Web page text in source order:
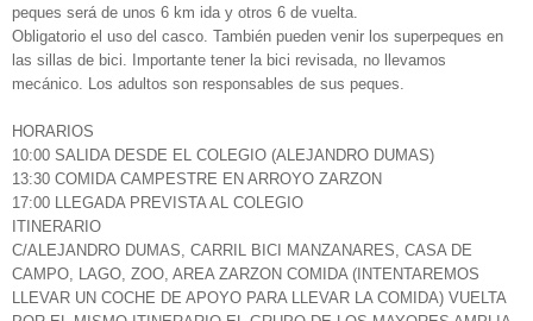
peques será de unos 6 km ida y otros 6 de vuelta.
Obligatorio el uso del casco. También pueden venir los superpeques en
las sillas de bici. Importante tener la bici revisada, no llevamos
mecánico. Los adultos son responsables de sus peques.
HORARIOS
10:00 SALIDA DESDE EL COLEGIO (ALEJANDRO DUMAS)
13:30 COMIDA CAMPESTRE EN ARROYO ZARZON
17:00 LLEGADA PREVISTA AL COLEGIO
ITINERARIO
C/ALEJANDRO DUMAS, CARRIL BICI MANZANARES, CASA DE
CAMPO, LAGO, ZOO, AREA ZARZON COMIDA (INTENTAREMOS
LLEVAR UN COCHE DE APOYO PARA LLEVAR LA COMIDA) VUELTA